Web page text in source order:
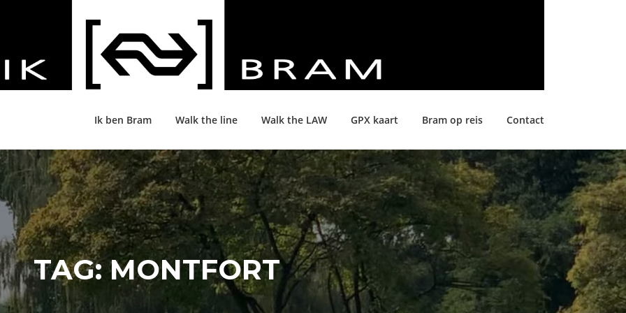
Ik ben Bram Walk the line Walk the LAW GPX kaart Bram op reis Contact
TAG:MONTFORT